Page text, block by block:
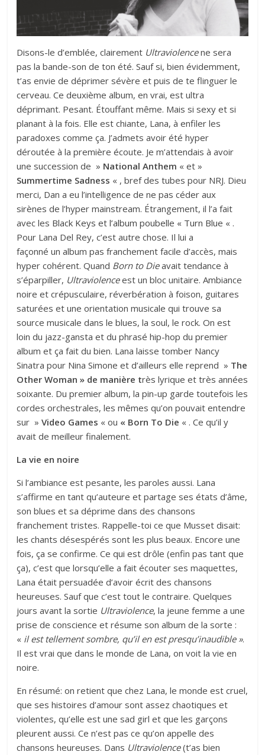
Disons-le d’emblée, clairement Ultraviolencene sera
pas la bande-son de ton été. Sauf si, bien évidemment,
t’as envie de déprimer sévère et puis de te flinguer le
cerveau. Ce deuxième album, en vrai, est ultra
déprimant. Pesant. Étouffant même. Mais si sexy et si
planant à la fois. Elle est chiante, Lana, à enfiler les
paradoxes comme ça. J’admets avoir été hyper
déroutée à la première écoute. Je m’attendais à avoir
une succession de » National Anthem « et »
Summertime Sadness « , bref des tubes pour NRJ. Dieu
merci, Dan a eu l’intelligence de ne pas céder aux
sirènes de l’hyper mainstream. Étrangement, il l’a fait
avec les Black Keys et l’album poubelle « Turn Blue « .
Pour Lana Del Rey, c’est autre chose. Il lui a
façonné un album pas franchement facile d’accès, mais
hyper cohérent. Quand Born to Dieavait tendance à
s’éparpiller, Ultraviolenceest un bloc unitaire. Ambiance
noire et crépusculaire, réverbération à foison, guitares
saturées et une orientation musicale qui trouve sa
source musicale dans le blues, la soul, le rock. On est
loin du jazz-gansta et du phrasé hip-hop du premier
album et ça fait du bien. Lana laisse tomber Nancy
Sinatra pour Nina Simone et d’ailleurs elle reprend » The
Other Woman » de manière très lyrique et très années
soixante. Du premier album, la pin-up garde toutefois les
cordes orchestrales, les mêmes qu’on pouvait entendre
sur »Video Games « ou « Born To Die « . Ce qu’il y
avait de meilleur finalement.
La vie en noire
Si l’ambiance est pesante, les paroles aussi. Lana
s’affirme en tant qu’auteure et partage ses états d’âme,
son blues et sa déprime dans des chansons
franchement tristes. Rappelle-toi ce que Musset disait:
les chants désespérés sont les plus beaux. Encore une
fois, ça se confirme. Ce qui est drôle (enfin pas tant que
ça), c’est que lorsqu’elle a fait écouter ses maquettes,
Lana était persuadée d’avoir écrit des chansons
heureuses. Sauf que c’est tout le contraire. Quelques
jours avant la sortie Ultraviolence, la jeune femme a une
prise de conscience et résume son album de la sorte :
« il est tellement sombre, qu’il en est presqu’inaudible ».
Il est vrai que dans le monde de Lana, on voit la vie en
noire.
En résumé: on retient que chez Lana, le monde est cruel,
que ses histoires d’amour sont assez chaotiques et
violentes, qu’elle est une sad girl et que les garçons
pleurent aussi. Ce n’est pas ce qu’on appelle des
chansons heureuses. Dans Ultraviolence(t’as bien